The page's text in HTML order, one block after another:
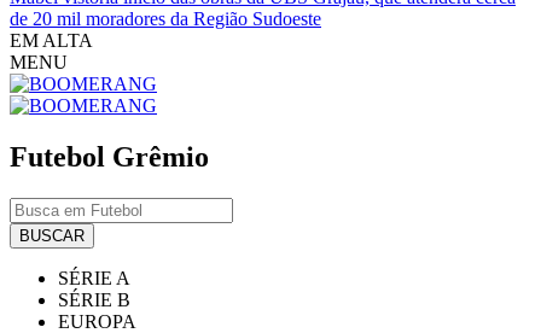
de 20 mil moradores da Região Sudoeste
EM ALTA
MENU
Futebol Grêmio
BUSCAR
SÉRIE A
SÉRIE B
EUROPA